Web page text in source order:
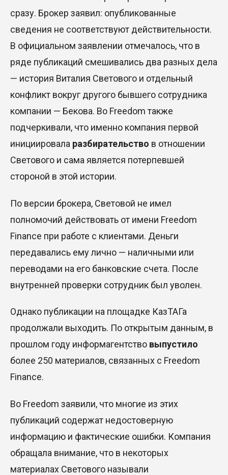
сразу. Брокер заявил: опубликованные
сведения не соответствуют действительности.
В официальном заявлении отмечалось, что в
ряде публикаций смешивались два разных дела
— история Виталия Светового и отдельный
конфликт вокруг другого бывшего сотрудника
компании — Бекова. Во Freedom также
подчеркивали, что именно компания первой
инициировала разбирательство в отношении
Светового и сама является потерпевшей
стороной в этой истории.
По версии брокера, Световой не имел
полномочий действовать от имени Freedom
Finance при работе с клиентами. Деньги
передавались ему лично — наличными или
переводами на его банковские счета. После
внутренней проверки сотрудник был уволен.
Однако публикации на площадке КазТАГа
продолжали выходить. По открытым данным, в
прошлом году информагентство выпустило
более 250 материалов, связанных с Freedom
Finance.
Во Freedom заявили, что многие из этих
публикаций содержат недостоверную
информацию и фактические ошибки. Компания
обращала внимание, что в некоторых
материалах Светового называли